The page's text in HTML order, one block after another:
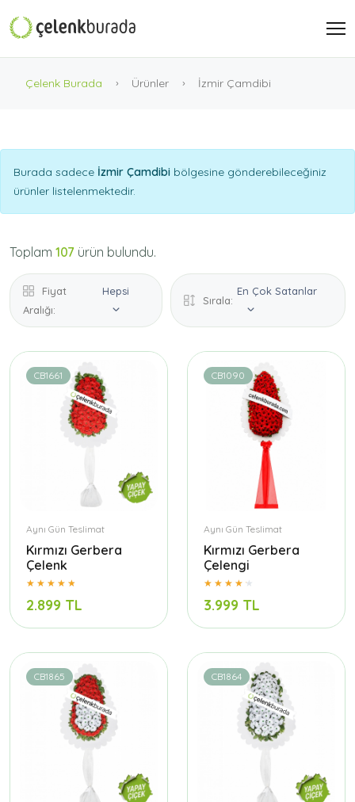
Çelenk Burada Ürünler İzmir Çamdibi
Burada sadece İzmir Çamdibi bölgesine gönderebileceğiniz
ürünler listelenmektedir.
Toplam 107 ürün bulundu.
Fiyat
Aralığı:
Hepsi
Sırala:
En Çok Satanlar
CB1661
Aynı Gün Teslimat
Kırmızı Gerbera
Çelenk
2.899 TL
CB1090
Aynı Gün Teslimat
Kırmızı Gerbera
Çelengi
3.999 TL
CB1865 CB1864